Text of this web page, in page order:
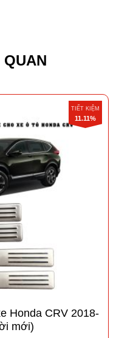
TIẾT KIỆM
11.11%
Honda CRV 2018-
mới)